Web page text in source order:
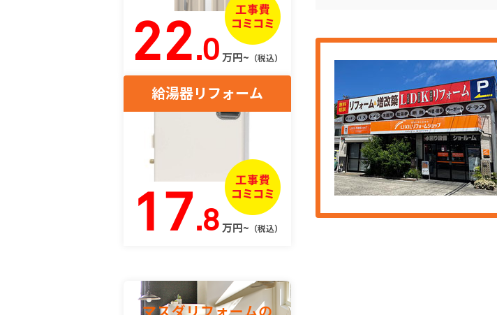
22.0 万円~ （税込）
給湯器リフォーム
17.8 万円~ （税込）